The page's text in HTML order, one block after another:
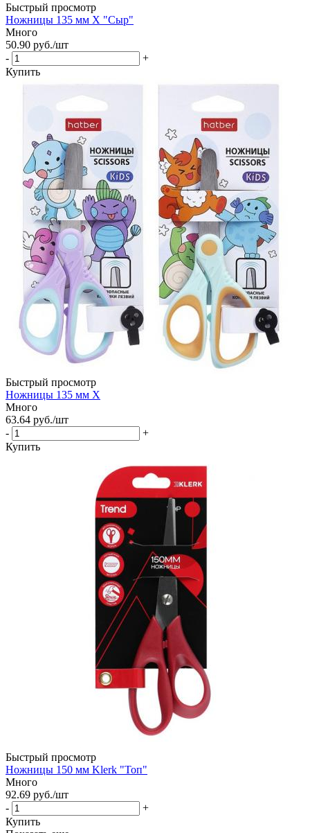
Быстрый просмотр
Ножницы 135 мм Х "Сыр"
Много
50.90 руб./шт
-
+
Купить
Быстрый просмотр
Ножницы 135 мм Х
Много
63.64 руб./шт
-
+
Купить
Быстрый просмотр
Ножницы 150 мм Klerk "Топ"
Много
92.69 руб./шт
-
+
Купить